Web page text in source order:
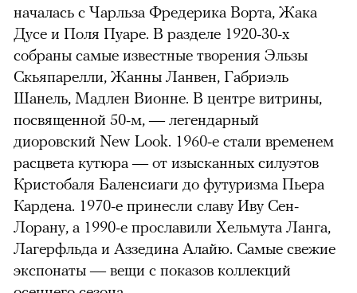
началась с Чарльза Фредерика Ворта, Жака
Дусе и Поля Пуаре. В разделе 1920-30-х
собраны самые известные творения Эльзы
Скьяпарелли, Жанны Ланвен, Габриэль
Шанель, Мадлен Вионне. В центре витрины,
посвященной 50-м, — легендарный
диоровский New Look. 1960-е стали временем
расцвета кутюра — от изысканных силуэтов
Кристобаля Баленсиаги до футуризма Пьера
Кардена. 1970-е принесли славу Иву Сен-
Лорану, а 1990-е прославили Хельмута Ланга,
Лагерфльда и Аззедина Алайю. Самые свежие
экспонаты — вещи с показов коллекций